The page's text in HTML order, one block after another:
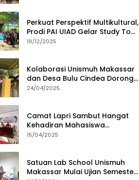
Perkuat Perspektif Multikultural,
Prodi PAI UIAD Gelar Study Tour
ke Kajang
19/12/2025
Kolaborasi Unismuh Makassar
dan Desa Bulu Cindea Dorong
Sentra Garam Industri
24/04/2025
Camat Lapri Sambut Hangat
Kehadiran Mahasiswa
PoltekMu
15/04/2025
Satuan Lab School Unismuh
Makassar Mulai Ujian Semester,